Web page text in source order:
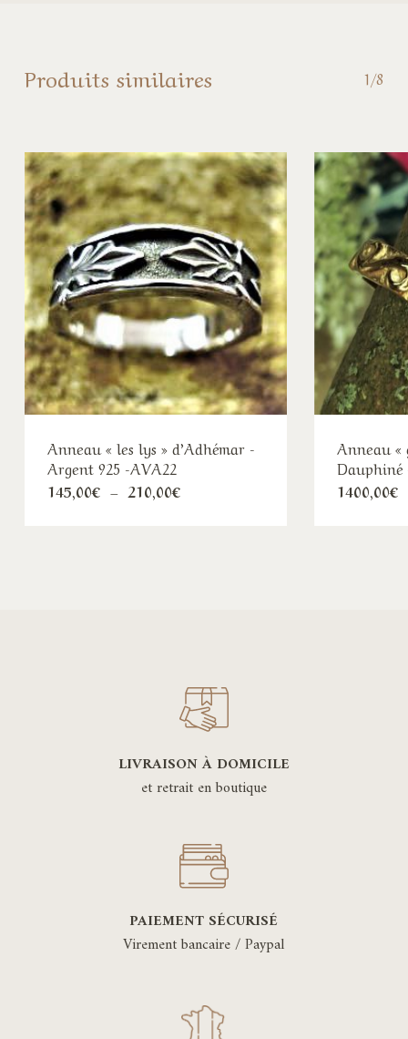
Produits similaires 1/8
Anneau « les lys » d’Adhémar -
Argent 925 -AVA22
145,00€ – 210,00€Plage
de
Anneau «
Dauphiné
1400,00€
LIVRAISON À DOMICILE
et retrait en boutique
PAIEMENT SÉCURISÉ
Virement bancaire / Paypal